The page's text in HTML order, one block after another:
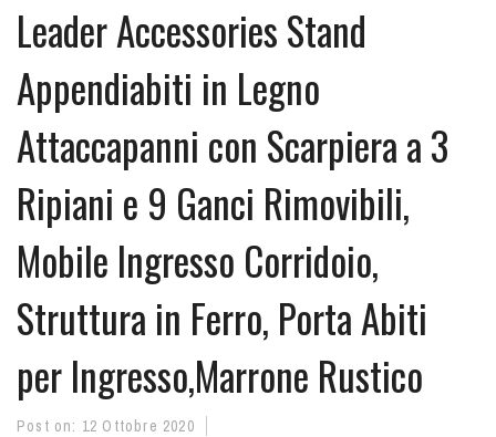
Leader Accessories Stand
Appendiabiti in Legno
Attaccapanni con Scarpiera a 3
Ripiani e 9 Ganci Rimovibili,
Mobile Ingresso Corridoio,
Struttura in Ferro, Porta Abiti
per Ingresso,Marrone Rustico
Post on: 12 Ottobre 2020